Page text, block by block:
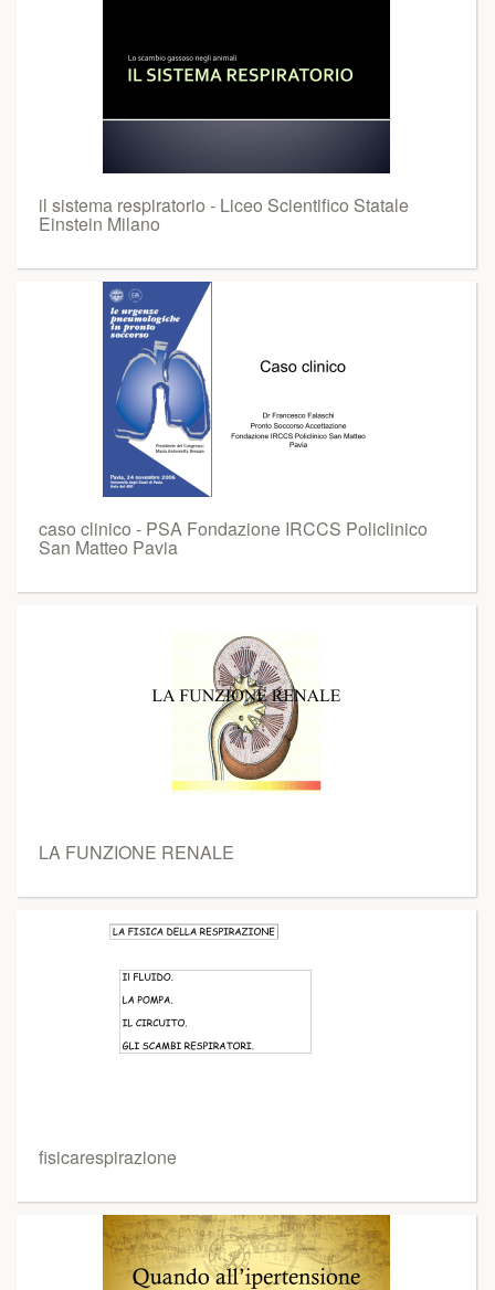
il sistema respiratorio - Liceo Scientifico Statale
Einstein Milano
caso clinico - PSA Fondazione IRCCS Policlinico
San Matteo Pavia
LA FUNZIONE RENALE
fisicarespirazione